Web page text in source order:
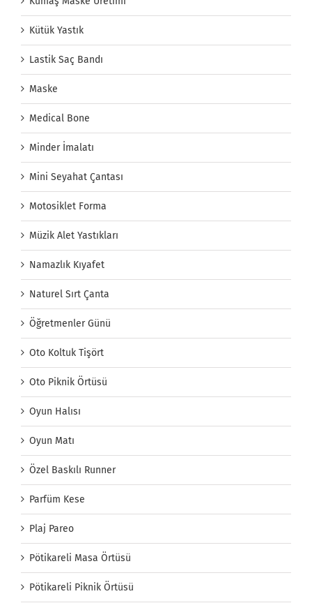
Kütük Yastık
Lastik Saç Bandı
Maske
Medical Bone
Minder İmalatı
Mini Seyahat Çantası
Motosiklet Forma
Müzik Alet Yastıkları
Namazlık Kıyafet
Naturel Sırt Çanta
Öğretmenler Günü
Oto Koltuk Tişört
Oto Piknik Örtüsü
Oyun Halısı
Oyun Matı
Özel Baskılı Runner
Parfüm Kese
Plaj Pareo
Pötikareli Masa Örtüsü
Pötikareli Piknik Örtüsü